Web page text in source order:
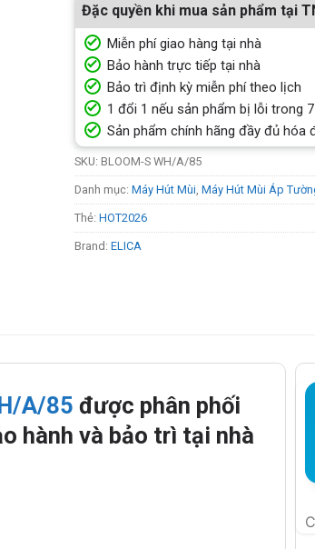
Đặc quyền khi mua sản phẩm tại
Miễn phí giao hàng tại nhà
Bảo hành trực tiếp tại nhà
Bảo trì định kỳ miễn phí theo lịch
1 đổi 1 nếu sản phẩm bị lỗi trong
Sản phẩm chính hãng đầy đủ hóa
SKU: BLOOM-S WH/A/85
Danh mục: Máy Hút Mùi Máy Hút Mùi Áp
Thẻ: HOT2026
Brand: ELICA
A/85 được phân phối
hành và bảo trì tại nhà